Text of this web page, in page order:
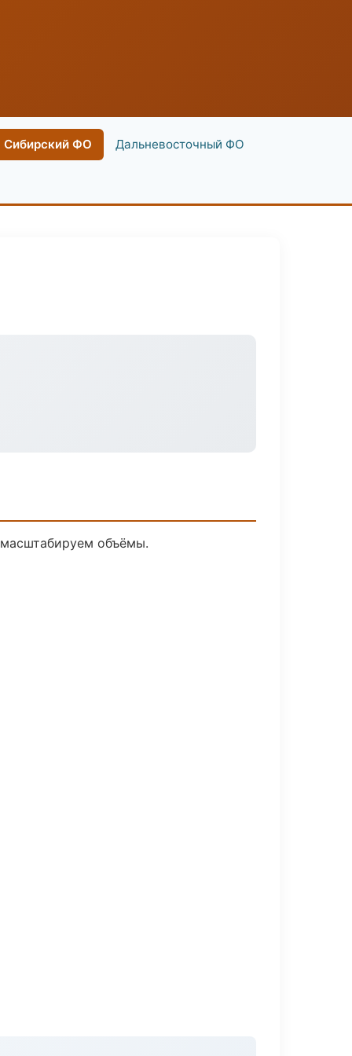
Сибирский ФО Дальневосточный ФО
объёмы.